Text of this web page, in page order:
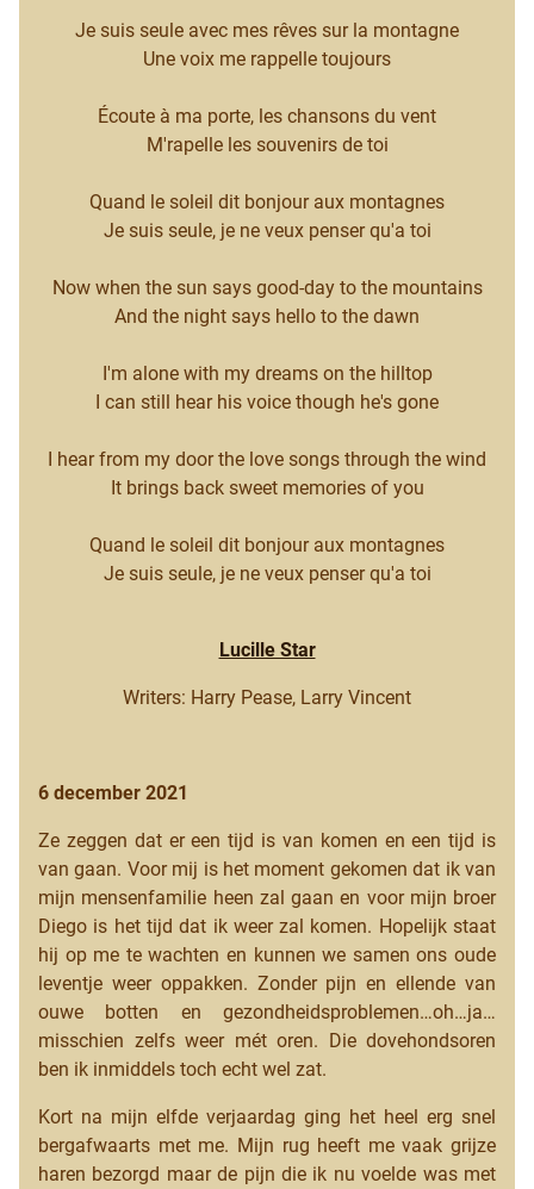
Je suis seule avec mes rêves sur la montagne
Une voix me rappelle toujours
Écoute à ma porte, les chansons du vent
M'rapelle les souvenirs de toi
Quand le soleil dit bonjour aux montagnes
Je suis seule, je ne veux penser qu'a toi
Now when the sun says good-day to the mountains
And the night says hello to the dawn
I'm alone with my dreams on the hilltop
I can still hear his voice though he's gone
I hear from my door the love songs through the wind
It brings back sweet memories of you
Quand le soleil dit bonjour aux montagnes
Je suis seule, je ne veux penser qu'a toi
Lucille Star
Writers: Harry Pease, Larry Vincent
6 december 2021
Ze zeggen dat er een tijd is van komen en een tijd is
van gaan. Voor mij is het moment gekomen dat ik van
mijn mensenfamilie heen zal gaan en voor mijn broer
Diego is het tijd dat ik weer zal komen. Hopelijk staat
hij op me te wachten en kunnen we samen ons oude
leventje weer oppakken. Zonder pijn en ellende van
ouwe botten en gezondheidsproblemen…oh…ja…
misschien zelfs weer mét oren. Die dovehondsoren
ben ik inmiddels toch echt wel zat.
Kort na mijn elfde verjaardag ging het heel erg snel
bergafwaarts met me. Mijn rug heeft me vaak grijze
haren bezorgd maar de pijn die ik nu voelde was met